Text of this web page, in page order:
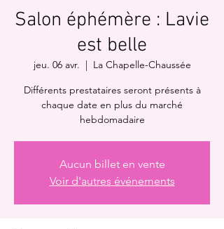
Salon éphémère : Lavie
est belle
jeu. 06 avr.
  |
La Chapelle-Chaussée
Différents prestataires seront présents à
chaque date en plus du marché
hebdomadaire
Aucun billet en vente
Voir d'autres événements